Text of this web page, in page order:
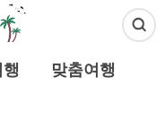
맞춤여행